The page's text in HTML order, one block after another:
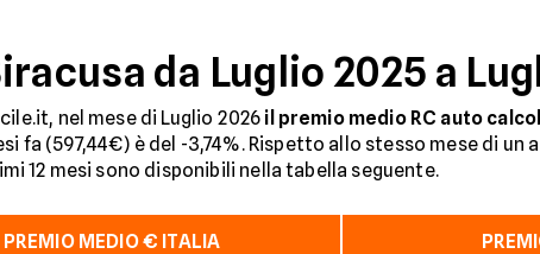
da Luglio 2025 a
nel mese di Luglio 2026 il premio medio RC auto
fa (597,44€) è del -3,74%. Rispetto allo stesso mese di
12 mesi sono disponibili nella tabella seguente.
PREMIO MEDIO € ITALIA